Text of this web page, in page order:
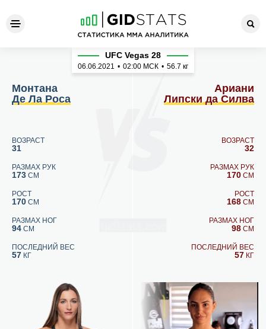
Монтана Де Ла Роса -
Монтана
Де Ла Роса
ВОЗРАСТ
31
РАЗМАХ РУК
173 СМ
РОСТ
170 СМ
РАЗМАХ НОГ
94 СМ
ПОСЛЕДНИЙ ВЕС
57 КГ
UFC Vegas 28
06.06.2021 • 02:00 МСК • 56.7 кг
Ариани
Липски да Силва
ВОЗРАСТ
32
РАЗМАХ РУК
170 СМ
РОСТ
168 СМ
РАЗМАХ НОГ
98 СМ
ПОСЛЕДНИЙ ВЕС
57 КГ